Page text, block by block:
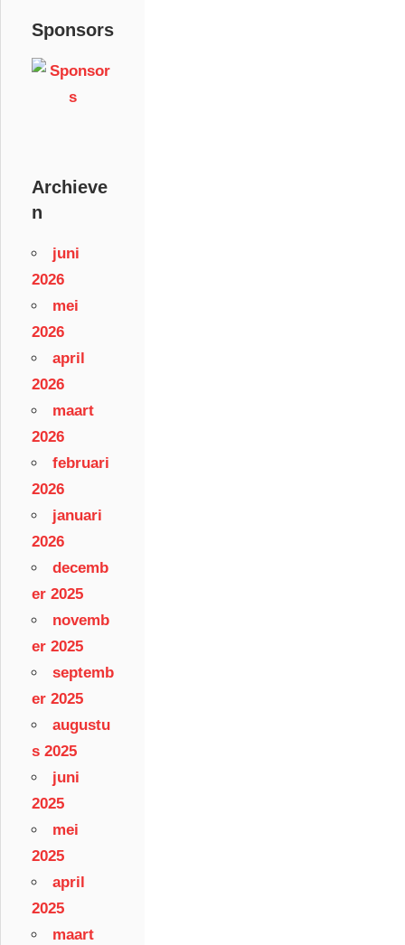
Sponsors
Archieve
n
juni
2026
mei
2026
april
2026
maart
2026
februari
2026
januari
2026
decemb
er 2025
novemb
er 2025
septemb
er 2025
augustu
s 2025
juni
2025
mei
2025
april
2025
maart